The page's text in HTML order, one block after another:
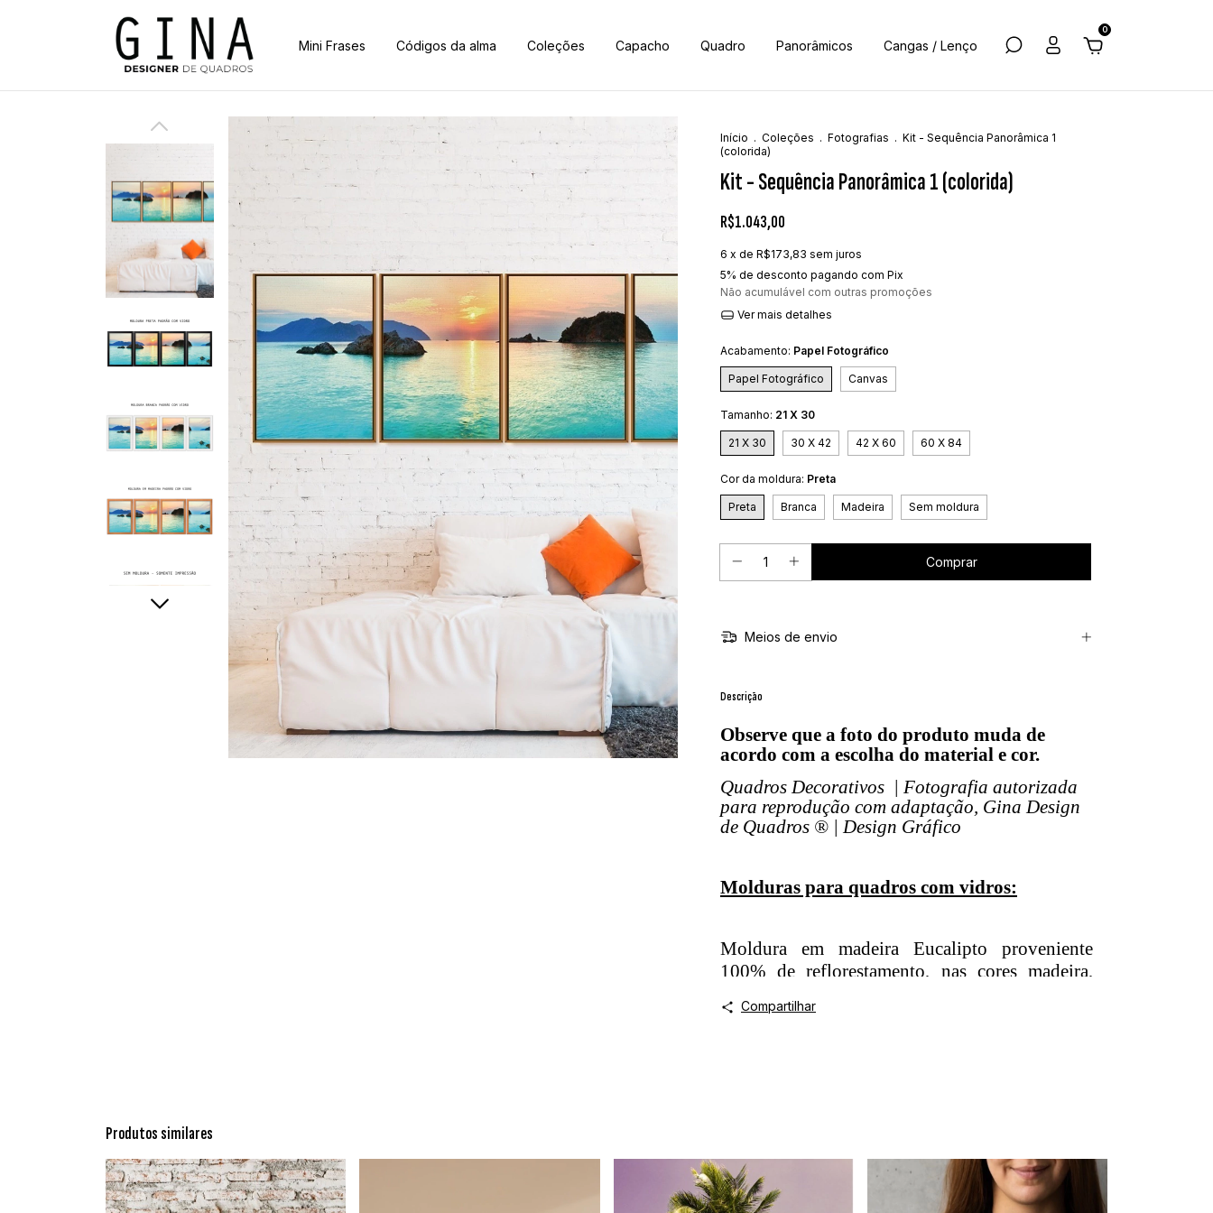
Mini Frases Códigos da alma Coleções Capacho Quadro Panorâmicos Cangas / Lenço
0
Início . Coleções . Fotografias . Kit - Sequência Panorâmica 1
(colorida)
Kit - Sequência Panorâmica 1 (colorida)
R$1.043,00
6 x de R$173,83 sem juros
5% de desconto pagando com Pix
Não acumulável com outras promoções
Ver mais detalhes
Acabamento: Papel Fotográfico
Papel Fotográfico Canvas
Tamanho: 21 X 30
21 X 30 30 X 42 42 X 60 60 X 84
Cor da moldura: Preta
Preta Branca Madeira Sem moldura
Meios de envio
Descrição
Observe que a foto do produto muda de
acordo com a escolha do material e cor.
Quadros Decorativos | Fotografia autorizada
para reprodução com adaptação, Gina Design
de Quadros ® | Design Gráfico
Molduras para quadros com vidros:
Moldura em madeira Eucalipto proveniente
100% de reflorestamento, nas cores madeira,
lateral.
Obs.: Trabalhamos com vidro e não com vidro
acrílico ou e-vidro, comum na concorrência. O
Compartilhar
Produtos similares